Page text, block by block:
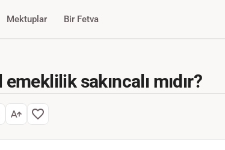
Mektuplar Bir Fetva
sakıncalı mıdır?